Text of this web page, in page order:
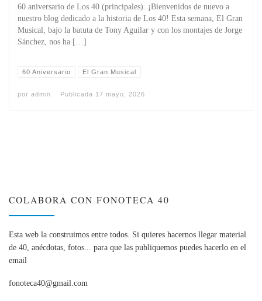
60 aniversario de Los 40 (principales). ¡Bienvenidos de nuevo a
nuestro blog dedicado a la historia de Los 40! Esta semana, El Gran
Musical, bajo la batuta de Tony Aguilar y con los montajes de Jorge
Sánchez, nos ha […]
60 Aniversario El Gran Musical
por admin Publicada 17 mayo, 2026
COLABORA CON FONOTECA 40
Esta web la construimos entre todos. Si quieres hacernos llegar material
de 40, anécdotas, fotos... para que las publiquemos puedes hacerlo en el
email
fonoteca40@gmail.com